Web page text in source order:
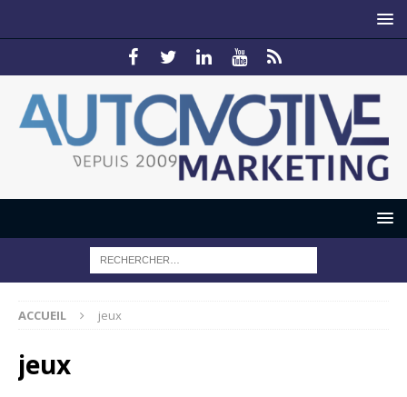
ACCUEIL jeux
jeux